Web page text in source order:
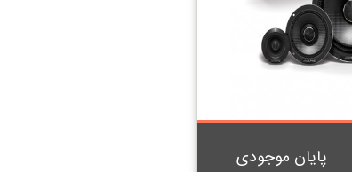
پایان موجودی